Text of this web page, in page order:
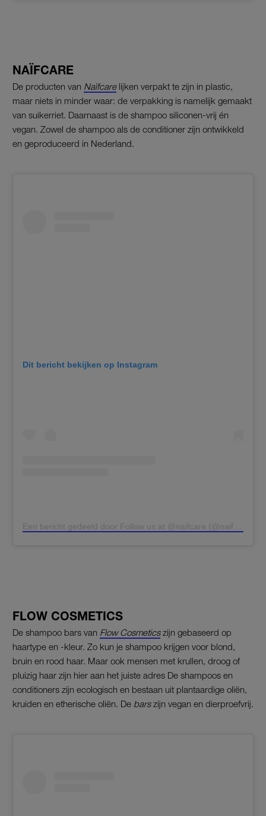
NAÏFCARE
De producten van Naïfcarelijken verpakt te zijn in plastic,
maar niets in minder waar: de verpakking is namelijk gemaakt
van suikerriet. Daarnaast is de shampoo siliconen-vrij én
vegan. Zowel de shampoo als de conditioner zijn ontwikkeld
en geproduceerd in Nederland.
Dit bericht bekijken op Instagram
FLOW COSMETICS
De shampoo bars van Flow Cosmeticszijn gebaseerd op
haartype en -kleur. Zo kun je shampoo krijgen voor blond,
bruin en rood haar. Maar ook mensen met krullen, droog of
pluizig haar zijn hier aan het juiste adres De shampoos en
conditioners zijn ecologisch en bestaan uit plantaardige oliën,
kruiden en etherische oliën. De barszijn vegan en dierproefvrij.